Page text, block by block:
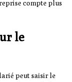
compte plus
le
peut saisir le